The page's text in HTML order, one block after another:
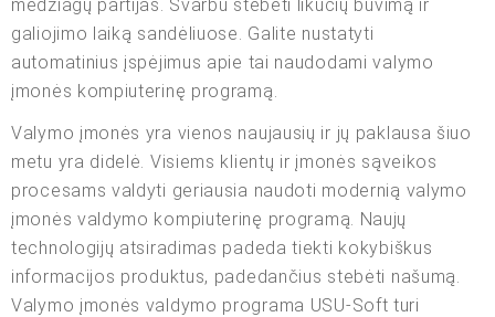
medžiagų partijas. Svarbu stebėti likučių buvimą ir
galiojimo laiką sandėliuose. Galite nustatyti
automatinius įspėjimus apie tai naudodami valymo
įmonės kompiuterinę programą.
Valymo įmonės yra vienos naujausių ir jų paklausa šiuo
metu yra didelė. Visiems klientų ir įmonės sąveikos
procesams valdyti geriausia naudoti modernią valymo
įmonės valdymo kompiuterinę programą. Naujų
technologijų atsiradimas padeda tiekti kokybiškus
informacijos produktus, padedančius stebėti našumą.
Valymo įmonės valdymo programa USU-Soft turi